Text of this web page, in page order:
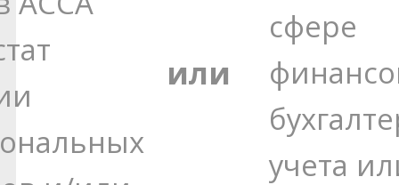
или
сфере
учета